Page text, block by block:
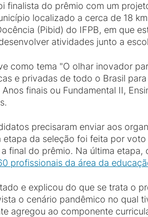
finalista do prêmio com um
localizado a cerca de 18
(Pibid) do IFPB, em que
atividades junto a
como tema "O olhar inovador
e privadas de todo o Brasil
finais ou Fundamental II,
precisaram enviar aos
da seleção foi feita por
final do prêmio. Na última
profissionais da área da
e explicou do que se trata o
o cenário pandêmico no qual
agregou ao componente